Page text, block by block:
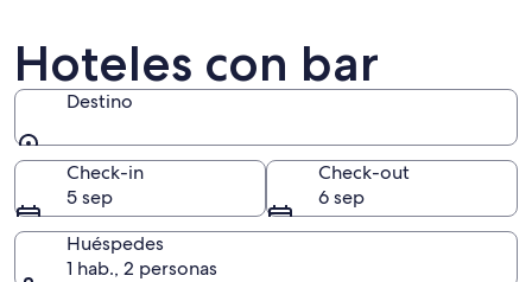
Hoteles con bar
Destino
Destino
Check-in
5 sep
Check-out
6 sep
Huéspedes
1 hab., 2 personas